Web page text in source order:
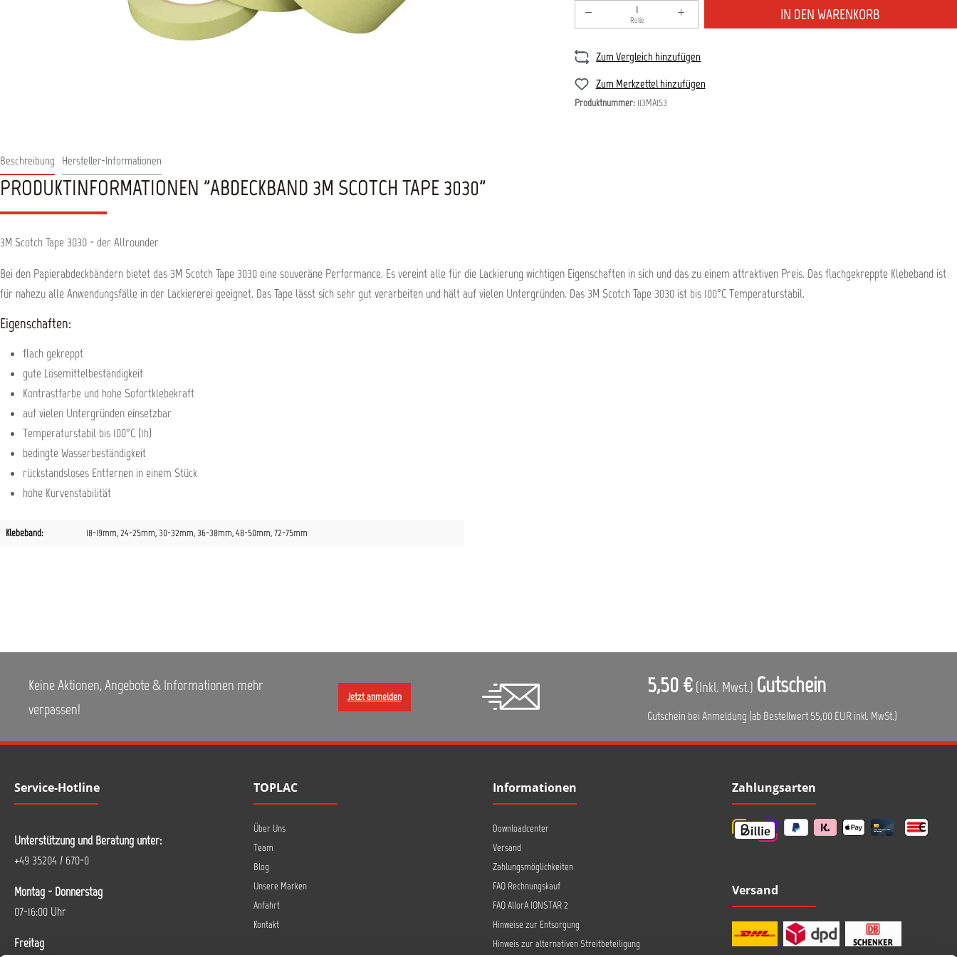
Produkt Anzahl: Gib den gewünschten Wert ein oder benutze
Rolle IN DEN WARENKORB
Zum Vergleich hinzufügen
Zum Merkzettel hinzufügen
Produktnummer: 113MA153
Beschreibung Hersteller-Informationen
PRODUKTINFORMATIONEN "ABDECKBAND 3M SCOTCH TAPE 3030"
3M Scotch Tape 3030 - der Allrounder
Bei den Papierabdeckbändern bietet das 3M Scotch Tape 3030 eine souveräne Performance. Es vereint alle für die Lackierung wichtigen Eigenschaften in sich und das zu einem attraktiven Preis. Das flachgekreppte Klebeband ist
für nahezu alle Anwendungsfälle in der Lackiererei geeignet. Das Tape lässt sich sehr gut verarbeiten und hält auf vielen Untergründen. Das 3M Scotch Tape 3030 ist bis 100°C Temperaturstabil.
Eigenschaften:
flach gekreppt
gute Lösemittelbeständigkeit
Kontrastfarbe und hohe Sofortklebekraft
auf vielen Untergründen einsetzbar
Temperaturstabil bis 100°C (1h)
bedingte Wasserbeständigkeit
rückstandsloses Entfernen in einem Stück
hohe Kurvenstabilität
Klebeband: 18-19mm, 24-25mm, 30-32mm, 36-38mm, 48-50mm, 72-75mm
Keine Aktionen, Angebote & Informationen mehr
verpassen!
Jetzt anmelden 5,50 € (Inkl. Mwst.) Gutschein
Gutschein bei Anmeldung (ab Bestellwert 55,00 EUR inkl. MwSt.)
Service-Hotline
Unterstützung und Beratung unter:
+49 35204 / 670-0
Montag - Donnerstag
07-16:00 Uhr
Freitag
TOPLAC
Über Uns
Team
Blog
Unsere Marken
Anfahrt
Kontakt
Informationen
Downloadcenter
Versand
Zahlungsmöglichkeiten
FAQ Rechnungskauf
FAQ AllorA IONSTAR 2
Hinweise zur Entsorgung
Hinweis zur alternativen Streitbeteiligung
Zahlungsarten
Versand